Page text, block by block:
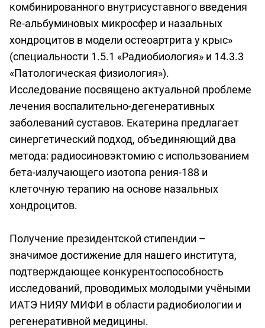
комбинированного внутрисуставного введения
Re-альбуминовых микросфер и назальных
хондроцитов в модели остеоартрита у крыс»
(специальности 1.5.1 «Радиобиология» и 14.3.3
«Патологическая физиология»).
Исследование посвящено актуальной проблеме
лечения воспалительно-дегенеративных
заболеваний суставов. Екатерина предлагает
синергетический подход, объединяющий два
метода: радиосиновэктомию с использованием
бета-излучающего изотопа рения-188 и
клеточную терапию на основе назальных
хондроцитов.
Получение президентской стипендии –
значимое достижение для нашего института,
подтверждающее конкурентоспособность
исследований, проводимых молодыми учёными
ИАТЭ НИЯУ МИФИ в области радиобиологии и
регенеративной медицины.